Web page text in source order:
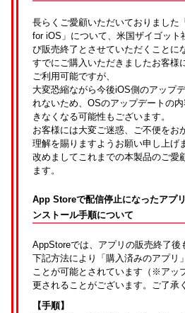
長らくご愛顧いただいておりました
for iOS」について、米国ザイゴット
び販売終了とさせていただくことに
すでにご購入いただきましたお客様
ご利用可能ですが、
大変恐縮ながら今後iOS側のアップ
れないため、OSのアップデートの
きなくなる可能性もございます。
お客様には大変ご迷惑、ご不便をお
理解を賜りますようお願い申し上げ
改めましてこれまでの本製品のご愛
ます。
App Storeで配信停止になったアプ
ンストール手順について
AppStoreでは、アプリの販売終了後
下記方法により「購入済みのアプリ
ことが可能とされています（※アッ
更されることがございます。ご了承
【手順】